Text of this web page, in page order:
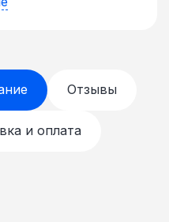
Отзывы
и оплата